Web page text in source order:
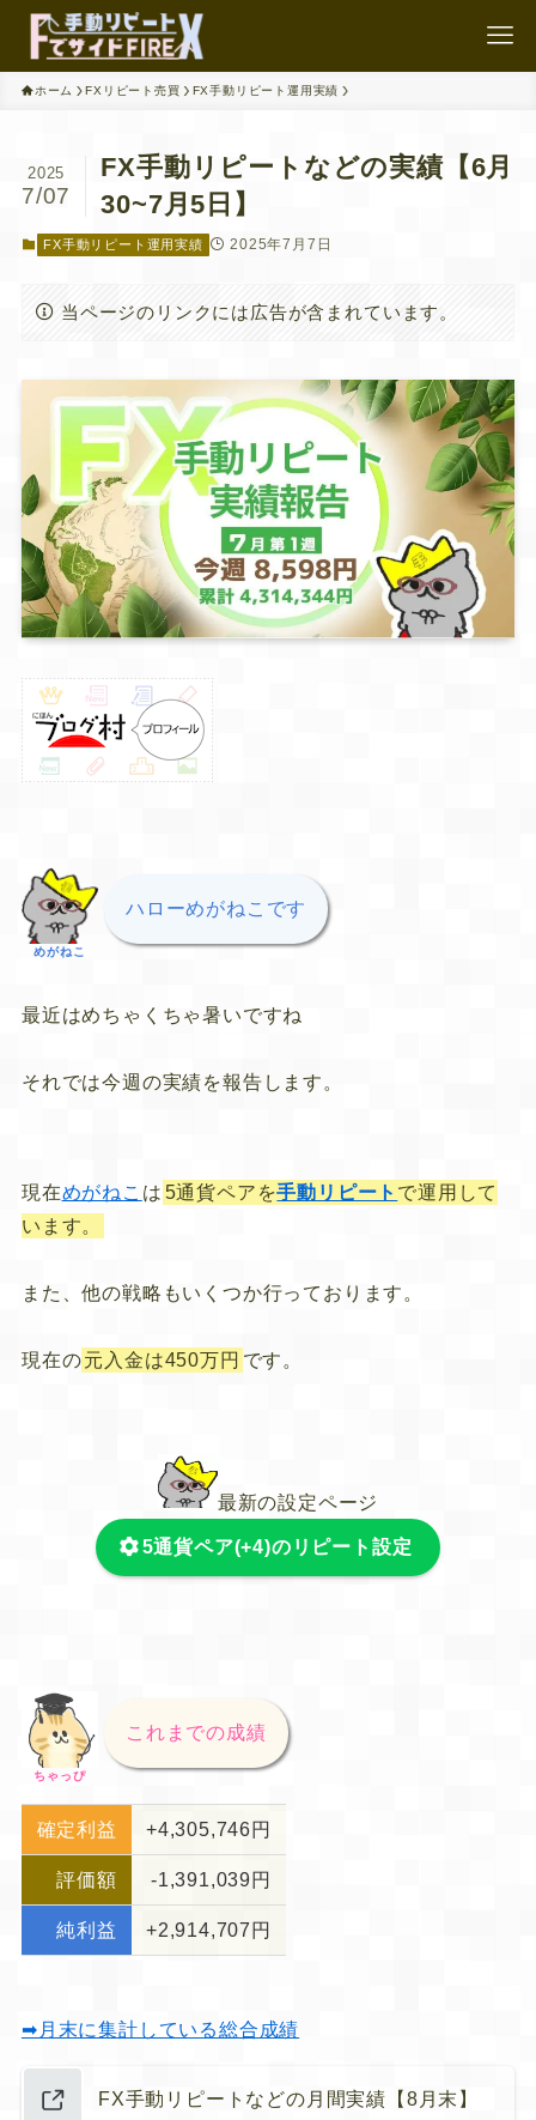
ホーム FXリピート売買 FX手動リピート運用実績
FX手動リピートなどの実績【6月
30~7月5日】
2025
7/07
FX手動リピート運用実績 2025年7月7日
当ページのリンクには広告が含まれています。
めがねこ
ハローめがねこです
最近はめちゃくちゃ暑いですね
それでは今週の実績を報告します。
現在めがねこ は 5通貨ペアを手動リピート で運用して
います。
また、他の戦略もいくつか行っております。
現在の元入金は450万円 です。
最新の設定ページ
5通貨ペア(+4)のリピート設定
ちゃっぴ
これまでの成績
確定利益 +4,305,746円
評価額 -1,391,039円
純利益 +2,914,707円
➡月末に集計している総合成績
FX手動リピートなどの月間実績【8月末】